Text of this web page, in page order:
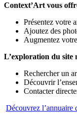
Context’Art vous
Présentez votre
Ajoutez des
Augmentez
L’exploration du site
Rechercher un
Découvrir
Contacter
Découvrez l’annuaire